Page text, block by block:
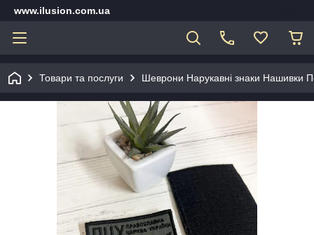
www.ilusion.com.ua
Товари та послуги Шеврони Нарукавні знаки Нашивки